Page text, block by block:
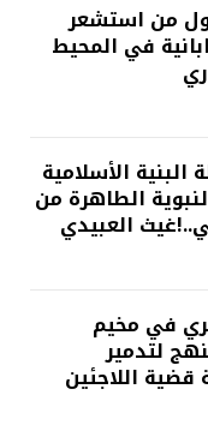
من استشعر
في المحيط
البنية الأسلامية
الطاهرة من
العبيدي
في مخيم
لتدمير
اللاجئين